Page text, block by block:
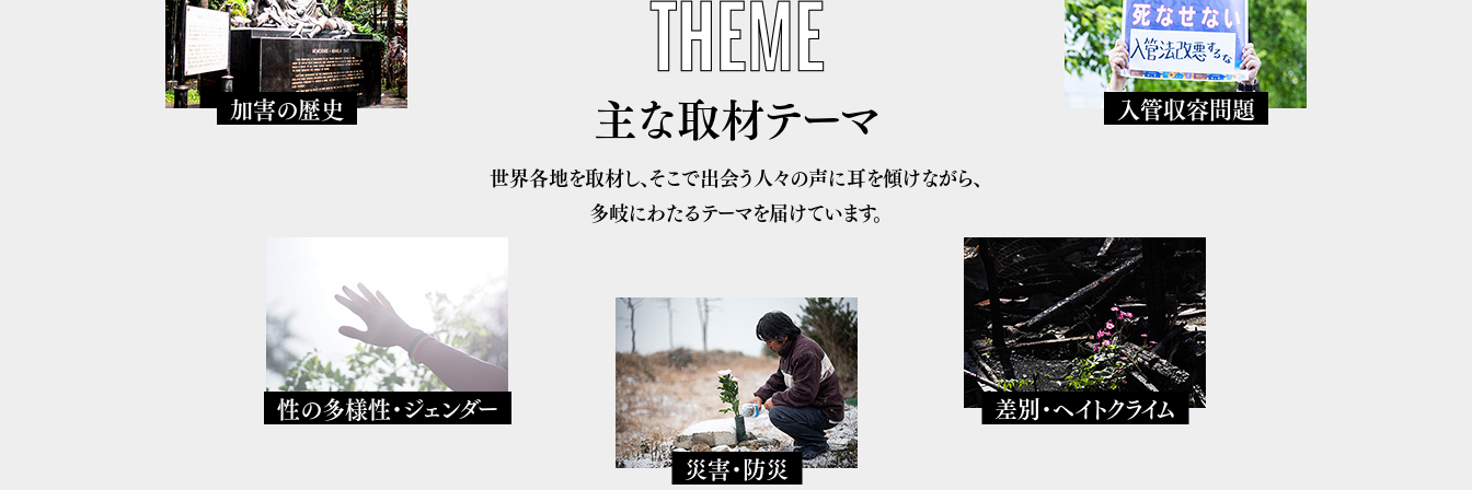
主な取材テーマ
世界各地を取材し、そこで出会う人々の声に耳を傾けながら、
多岐にわたるテーマを届けています。
入管収容問題
差別・ヘイトクライム
災害・防災
性の多様性・ジェンダー
加害の歴史